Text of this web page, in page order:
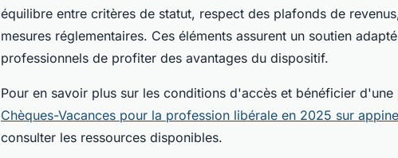
équilibre entre critères de statut, respect des plafonds de
mesures réglementaires. Ces éléments assurent un soutien
professionnels de profiter des avantages du dispositif.
Pour en savoir plus sur les conditions d'accès et bénéficier d'une
Chèques-Vacances pour la profession libérale en 2025 sur
consulter les ressources disponibles.